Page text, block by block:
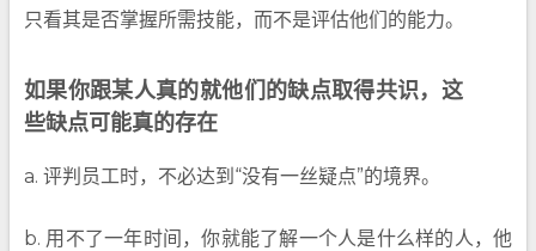
只看其是否掌握所需技能，而不是评估他们的能力。
如果你跟某人真的就他们的缺点取得共识，这
些缺点可能真的存在
a. 评判员工时，不必达到“没有一丝疑点”的境界。
b. 用不了一年时间，你就能了解一个人是什么样的人，他